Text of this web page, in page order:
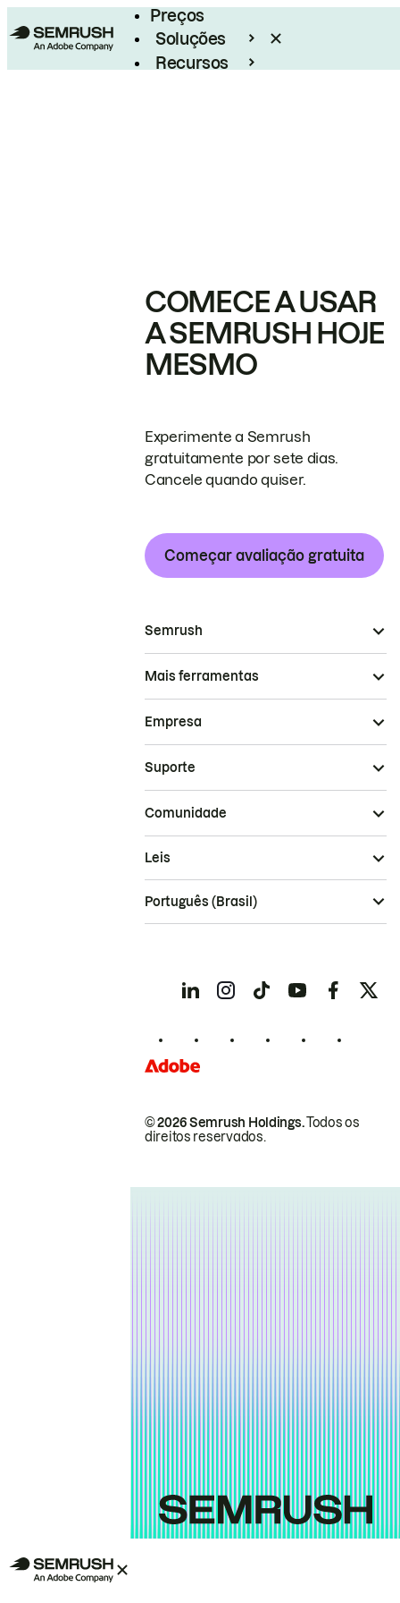
Preços
Soluções
Recursos
COMECE A USAR
A SEMRUSH HOJE
MESMO
Experimente a Semrush
gratuitamente por sete dias.
Cancele quando quiser.
Começar avaliação gratuita
Semrush
Mais ferramentas
Empresa
Suporte
Comunidade
© 2026 Semrush Holdings.Todos os
direitos reservados.
Leis
Português (Brasil)